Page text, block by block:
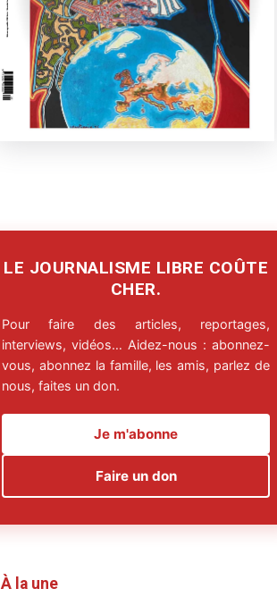
LE JOURNALISME LIBRE COÛTE
CHER.
Pour faire des articles, reportages,
interviews, vidéos… Aidez-nous : abonnez-
vous, abonnez la famille, les amis, parlez de
nous, faites un don.
Je m'abonne
Faire un don
À la une